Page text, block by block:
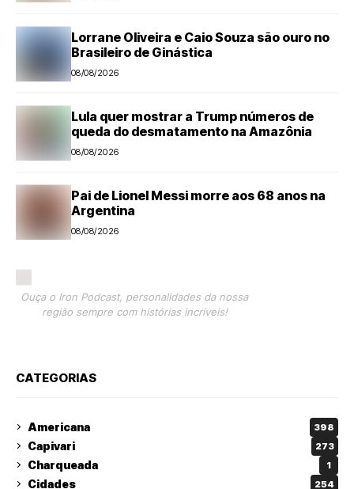
Lorrane Oliveira e Caio Souza são ouro no
Brasileiro de Ginástica
08/08/2026
Lula quer mostrar a Trump números de
queda do desmatamento na Amazônia
08/08/2026
Pai de Lionel Messi morre aos 68 anos na
Argentina
08/08/2026
Ouça o Iron Podcast, personalidades da nossa
região sempre com histórias incríveis!
CATEGORIAS
Americana 398
Capivari 273
Charqueada 1
Cidades 254